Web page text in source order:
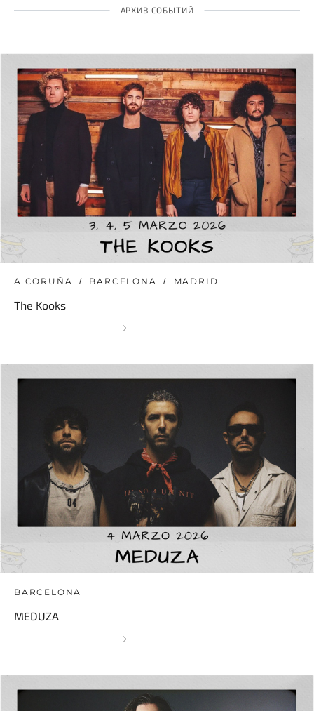
АРХИВ СОБЫТИЙ
A CORUÑA BARCELONA MADRID
The Kooks
BARCELONA
MEDUZA